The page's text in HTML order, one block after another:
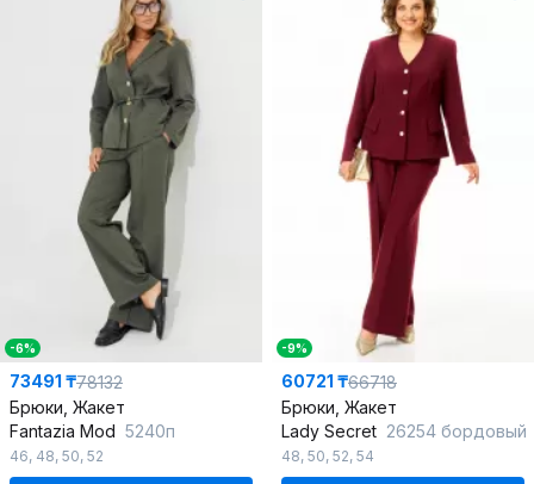
-6%
73491 ₸78132
Брюки, Жакет
Fantazia Mod 5240п
46, 48, 50, 52
-9%
60721 ₸66718
Брюки, Жакет
Lady Secret 26254 бордовый
48, 50, 52, 54